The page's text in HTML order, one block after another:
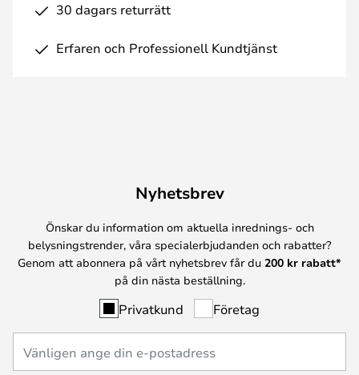
30 dagars returrätt
Erfaren och Professionell Kundtjänst
Nyhetsbrev
Önskar du information om aktuella inrednings- och
belysningstrender, våra specialerbjudanden och rabatter?
Genom att abonnera på vårt nyhetsbrev får du 200 kr rabatt*
på din nästa beställning.
Privatkund Företag